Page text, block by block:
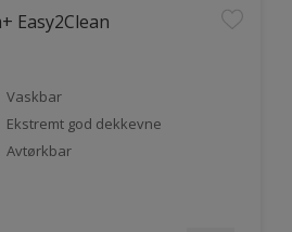
Easy2Clean
Vaskbar
Ekstremt god dekkevne
Avtørkbar